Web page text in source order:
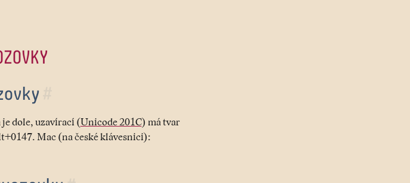
je dole, uzavírací (Unicode 201C) má tvar
Mac (na české klávesnici):